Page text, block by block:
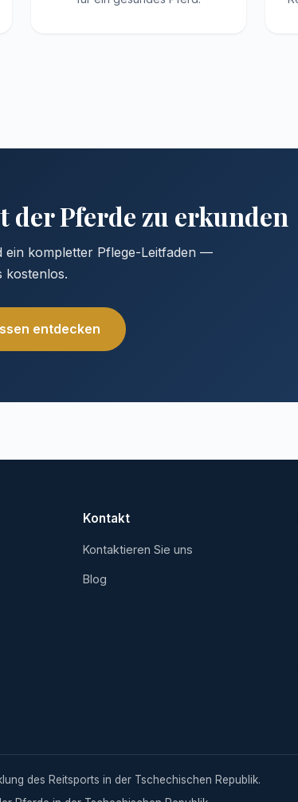
der Pferde zu erkunden
ein kompletter Pflege-Leitfaden —
kostenlos.
entdecken
Kontakt
Kontaktieren Sie uns
Blog
des Reitsports in der Tschechischen Republik.